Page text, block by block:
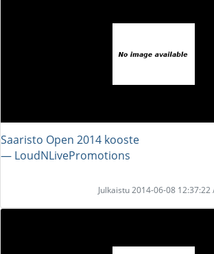
Saaristo Open 2014 kooste
― LoudNLivePromotions
Julkaistu 2014-06-08